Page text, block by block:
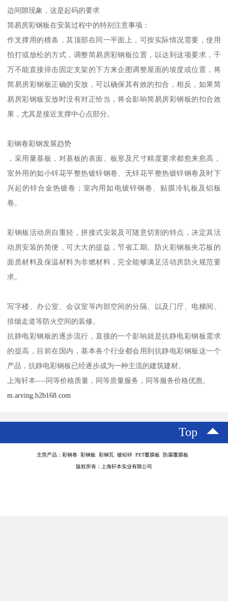
边间隙现象，这是起码的要求
简易房彩钢板在安装过程中的特别注意事项：
作支撑用的檩条，其顶部在同一平面上，可按实际情况需要，使用
拍打或放松的方式，调整简易房彩钢板位置，以达到这项要求，千
万不能直接排击固定支架的下方来企图调整屋面的坡度或位置，将
简易房彩钢板正确的安放，可以确保其有效的扣合，相反，如果简
易房彩钢板安放时没有对正恰当，将会影响简易房彩钢板的扣合效
果，尤其是接近支撑中心点部分。
彩钢卷彩钢发展趋势
，采用量基板，对基板的表面、板形及尺寸精度要求都愈来愈高，
室外用的如小锌花平整热镀锌钢卷、无锌花平整热镀锌钢卷及时下
兴起的锌合金热镀卷；室内用如电镀锌钢卷、贴膜冷轧板及铝板
卷。
彩钢板活动房自重轻，拼接式安装及可随意切割的特点，决定其活
动房安装的简便，可大大的提益，节省工期。防火彩钢板夹芯板的
面质材料及保温材料为非燃材料，完全能够满足活动房防火规范要
求。
写字楼、办公室、会议室等内部空间的分隔、以及门厅、电梯间、
排烟走道等防火空间的装修。
抗静电彩钢板的逐步流行，直接的一个影响就是抗静电彩钢板需求
的提高，目前在国内，基本各个行业都会用到抗静电彩钢板这一个
产品，抗静电彩钢板已经逐步成为一种主流的建筑建材。
上海轩本----同等价格质量，同等质量服务，同等服务价格优惠。
m.arving.b2b168.com
Top
主营产品：彩钢卷 彩钢板 彩钢瓦 镀铝锌 PET覆膜板 防腐覆膜板
版权所有：上海轩本实业有限公司